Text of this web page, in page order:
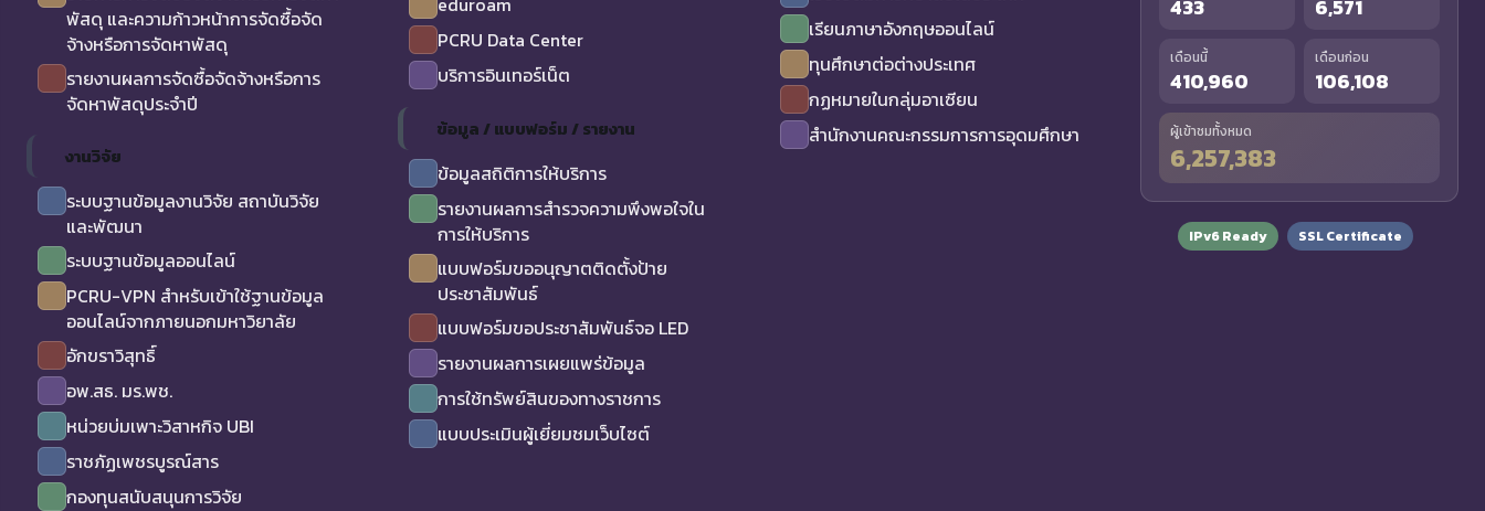
พัสดุ และความก้าวหน้าการจัดซื้อจัด
จ้างหรือการจัดหาพัสดุ
รายงานผลการจัดซื้อจัดจ้างหรือการ
จัดหาพัสดุประจำปี
งานวิจัย
ระบบฐานข้อมูลงานวิจัย สถาบันวิจัย
และพัฒนา
ระบบฐานข้อมูลออนไลน์
PCRU-VPN สำหรับเข้าใช้ฐานข้อมูล
ออนไลน์จากภายนอกมหาวิยาลัย
อักขราวิสุทธิ์
อพ.สธ. มร.พช.
หน่วยบ่มเพาะวิสาหกิจ UBI
ราชภัฏเพชรบูรณ์สาร
กองทุนสนับสนุนการวิจัย
PCRU Data Center
บริการอินเทอร์เน็ต
ข้อมูล / แบบฟอร์ม / รายงาน
ข้อมูลสถิติการให้บริการ
รายงานผลการสำรวจความพึงพอใจใน
การให้บริการ
แบบฟอร์มขออนุญาตติดตั้งป้าย
ประชาสัมพันธ์
แบบฟอร์มขอประชาสัมพันธ์จอ LED
รายงานผลการเผยแพร่ข้อมูล
การใช้ทรัพย์สินของทางราชการ
แบบประเมินผู้เยี่ยมชมเว็บไซต์
เรียนภาษาอังกฤษออนไลน์
ทุนศึกษาต่อต่างประเทศ
กฏหมายในกลุ่มอาเซียน
สำนักงานคณะกรรมการการอุดมศึกษา
433 6,571
เดือนนี้
410,960
เดือนก่อน
106,108
ผู้เข้าชมทั้งหมด
6,257,383
IPv6 Ready SSL Certificate